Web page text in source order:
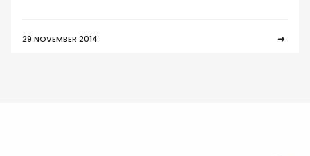
29 NOVEMBER 2014